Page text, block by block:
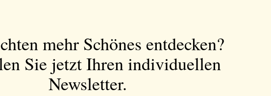
mehr Schönes entdecken?
Sie jetzt Ihren individuellen
Newsletter.